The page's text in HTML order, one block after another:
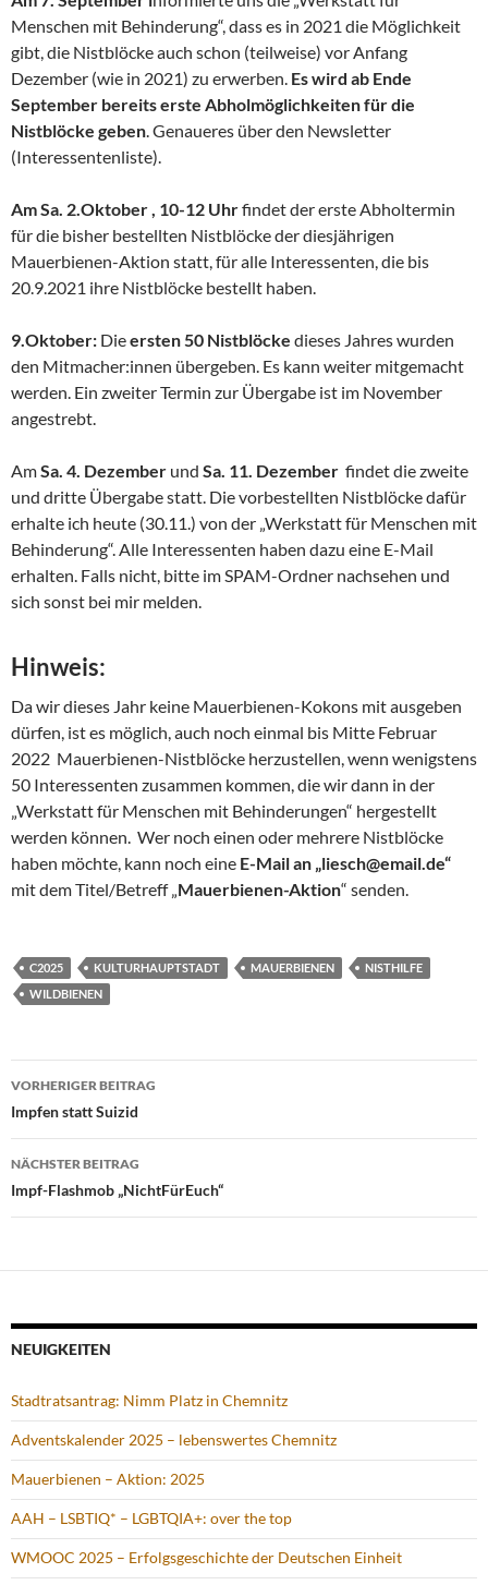
Menschen mit Behinderung“, dass es in 2021 die Möglichkeit
gibt, die Nistblöcke auch schon (teilweise) vor Anfang
Dezember (wie in 2021) zu erwerben. Es wird ab Ende
September bereits erste Abholmöglichkeiten für die
Nistblöcke geben . Genaueres über den Newsletter
(Interessentenliste).
Am Sa. 2.Oktober , 10-12 Uhrfindet der erste Abholtermin
für die bisher bestellten Nistblöcke der diesjährigen
Mauerbienen-Aktion statt, für alle Interessenten, die bis
20.9.2021 ihre Nistblöcke bestellt haben.
9.Oktober: Dieersten 50 Nistblöcke dieses Jahres wurden
den Mitmacher:innen übergeben. Es kann weiter mitgemacht
werden. Ein zweiter Termin zur Übergabe ist im November
angestrebt.
AmSa. 4. Dezember und Sa. 11. Dezember findet die zweite
und dritte Übergabe statt. Die vorbestellten Nistblöcke dafür
erhalte ich heute (30.11.) von der „Werkstatt für Menschen mit
Behinderung“. Alle Interessenten haben dazu eine E-Mail
erhalten. Falls nicht, bitte im SPAM-Ordner nachsehen und
sich sonst bei mir melden.
Hinweis:
Da wir dieses Jahr keine Mauerbienen-Kokons mit ausgeben
dürfen, ist es möglich, auch noch einmal bis Mitte Februar
2022 Mauerbienen-Nistblöcke herzustellen, wenn wenigstens
50 Interessenten zusammen kommen, die wir dann in der
„Werkstatt für Menschen mit Behinderungen“ hergestellt
werden können. Wer noch einen oder mehrere Nistblöcke
haben möchte, kann noch eine E-Mail an „liesch@email.de“
mit dem Titel/Betreff „ Mauerbienen-Aktion“ senden.
C2025 KULTURHAUPTSTADT MAUERBIENEN
NISTHILFE
WILDBIENEN
Beitragsnavigation
VORHERIGER BEITRAG
Impfen statt Suizid
NÄCHSTER BEITRAG
Impf-Flashmob „NichtFürEuch“
NEUIGKEITEN
Stadtratsantrag: Nimm Platz in Chemnitz
Adventskalender 2025 – lebenswertes Chemnitz
Mauerbienen – Aktion: 2025
AAH – LSBTIQ* – LGBTQIA+: over the top
WMOOC 2025 – Erfolgsgeschichte der Deutschen Einheit